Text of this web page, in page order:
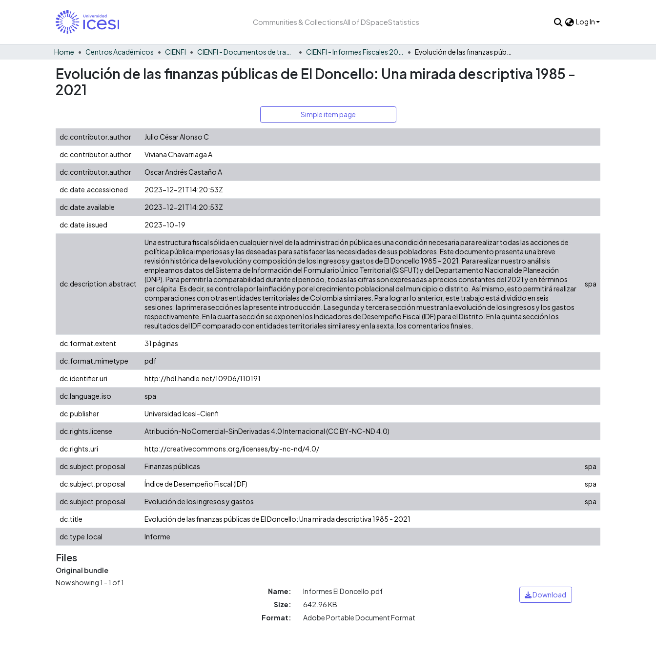
Communities & CollectionsAll of DSpaceStatistics Log In
Home Centros Académicos CIENFI
Evolución de las finanzas públicas de El Doncello: Una mirada descriptiva 1985 -
2021
Simple item page
dc.contributor.author
Julio César Alonso C
dc.contributor.author
Viviana Chavarriaga A
dc.contributor.author
Oscar Andrés Castaño A
dc.date.accessioned
2023-12-21T14:20:53Z
dc.date.available
2023-12-21T14:20:53Z
dc.date.issued
2023-10-19
dc.description.abstract
Una estructura fiscal sólida en cualquier nivel de la administración pública es una condición necesaria para realizar todas las acciones de
política pública imperiosas y las deseadas para satisfacer las necesidades de sus pobladores. Este documento presenta una breve
revisión histórica de la evolución y composición de los ingresos y gastos de El Doncello 1985 - 2021. Para realizar nuestro análisis
empleamos datos del Sistema de Información del Formulario Único Territorial (SISFUT) y del Departamento Nacional de Planeación
(DNP). Para permitir la comparabilidad durante el periodo, todas las cifras son expresadas a precios constantes del 2021 y en términos
per cápita. Es decir, se controla por la inflación y por el crecimiento poblacional del municipio o distrito. Así mismo, esto permitirá realizar
comparaciones con otras entidades territoriales de Colombia similares. Para lograr lo anterior, este trabajo está dividido en seis
sesiones: la primera sección es la presente introducción. La segunda y tercera sección muestran la evolución de los ingresos y los gastos
respectivamente. En la cuarta sección se exponen los Indicadores de Desempeño Fiscal (IDF) para el Distrito. En la quinta sección los
resultados del IDF comparado con entidades territoriales similares y en la sexta, los comentarios finales.
spa
dc.format.extent
31 páginas
dc.format.mimetype
pdf
dc.identifier.uri
http://hdl.handle.net/10906/110191
dc.language.iso
spa
dc.publisher
Universidad Icesi-Cienfi
dc.rights.license
Atribución-NoComercial-SinDerivadas 4.0 Internacional (CC BY-NC-ND 4.0)
dc.rights.uri
http://creativecommons.org/licenses/by-nc-nd/4.0/
dc.subject.proposal
Finanzas públicas
spa
dc.subject.proposal
Índice de Desempeño Fiscal (IDF)
spa
dc.subject.proposal
Evolución de los ingresos y gastos
spa
dc.title
Evolución de las finanzas públicas de El Doncello: Una mirada descriptiva 1985 - 2021
dc.type.local
Informe
Files
Original bundle
Now showing1 - 1 of 1
Name:
Informes El Doncello.pdf
Size:
642.96 KB
Format:
Adobe Portable Document Format
Download